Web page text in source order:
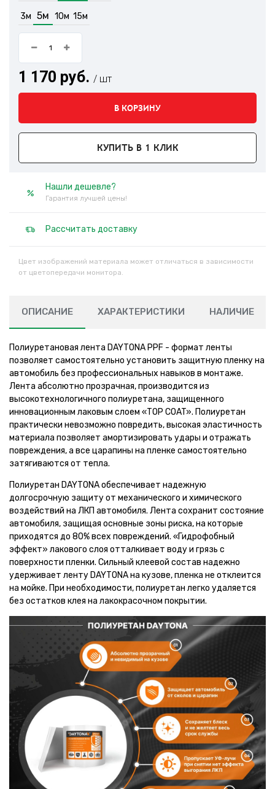
3м 5м 10м 15м
1 170 руб. / шт
В КОРЗИНУ
КУПИТЬ В 1 КЛИК
Нашли дешевле?
Гарантия лучшей цены!
Рассчитать доставку
Цвет изображений материала может отличаться в зависимости
от цветопередачи монитора.
ОПИСАНИЕ ХАРАКТЕРИСТИКИ НАЛИЧИЕ
Полиуретановая лента DAYTONA PPF - формат ленты
позволяет самостоятельно установить защитную пленку на
автомобиль без профессиональных навыков в монтаже.
Лента абсолютно прозрачная, производится из
высокотехнологичного полиуретана, защищенного
инновационным лаковым слоем «TOP COAT». Полиуретан
практически невозможно повредить, высокая эластичность
материала позволяет амортизировать удары и отражать
повреждения, а все царапины на пленке самостоятельно
затягиваются от тепла.
Полиуретан DAYTONA обеспечивает надежную
долгосрочную защиту от механического и химического
воздействий на ЛКП автомобиля. Лента сохранит состояние
автомобиля, защищая основные зоны риска, на которые
приходятся до 80% всех повреждений. «Гидрофобный
эффект» лакового слоя отталкивает воду и грязь с
поверхности пленки. Сильный клеевой состав надежно
удерживает ленту DAYTONA на кузове, пленка не отклеится
на мойке. При необходимости, полиуретан легко удаляется
без остатков клея на лакокрасочном покрытии.